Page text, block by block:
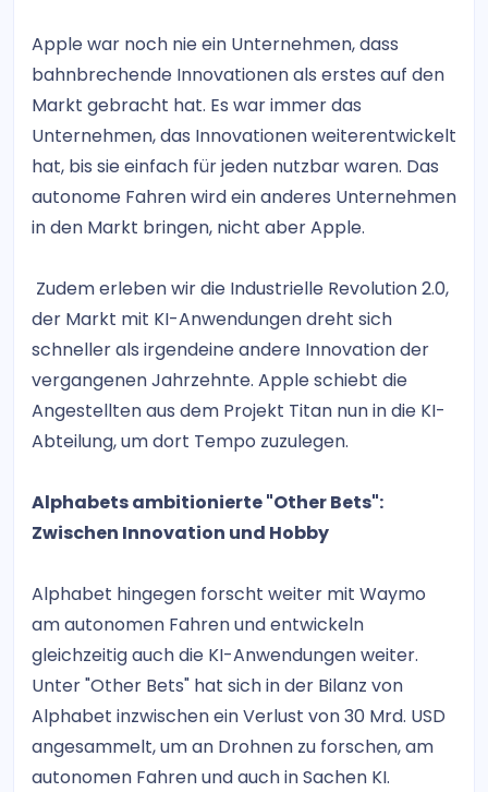
Apple war noch nie ein Unternehmen, dass
bahnbrechende Innovationen als erstes auf den
Markt gebracht hat. Es war immer das
Unternehmen, das Innovationen weiterentwickelt
hat, bis sie einfach für jeden nutzbar waren. Das
autonome Fahren wird ein anderes Unternehmen
in den Markt bringen, nicht aber Apple.
Zudem erleben wir die Industrielle Revolution 2.0,
der Markt mit KI-Anwendungen dreht sich
schneller als irgendeine andere Innovation der
vergangenen Jahrzehnte. Apple schiebt die
Angestellten aus dem Projekt Titan nun in die KI-
Abteilung, um dort Tempo zuzulegen.
Alphabets ambitionierte "Other Bets":
Zwischen Innovation und Hobby
Alphabet hingegen forscht weiter mit Waymo
am autonomen Fahren und entwickeln
gleichzeitig auch die KI-Anwendungen weiter.
Unter "Other Bets" hat sich in der Bilanz von
Alphabet inzwischen ein Verlust von 30 Mrd. USD
angesammelt, um an Drohnen zu forschen, am
autonomen Fahren und auch in Sachen KI.